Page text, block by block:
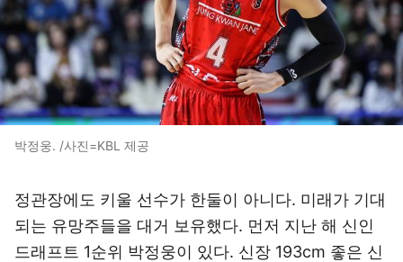
박정웅. /사진=KBL 제공
정관장에도 키울 선수가 한둘이 아니다. 미래가 기대
되는 유망주들을 대거 보유했다. 먼저 지난 해 신인
드래프트 1순위 박정웅이 있다. 신장 193cm 좋은 신